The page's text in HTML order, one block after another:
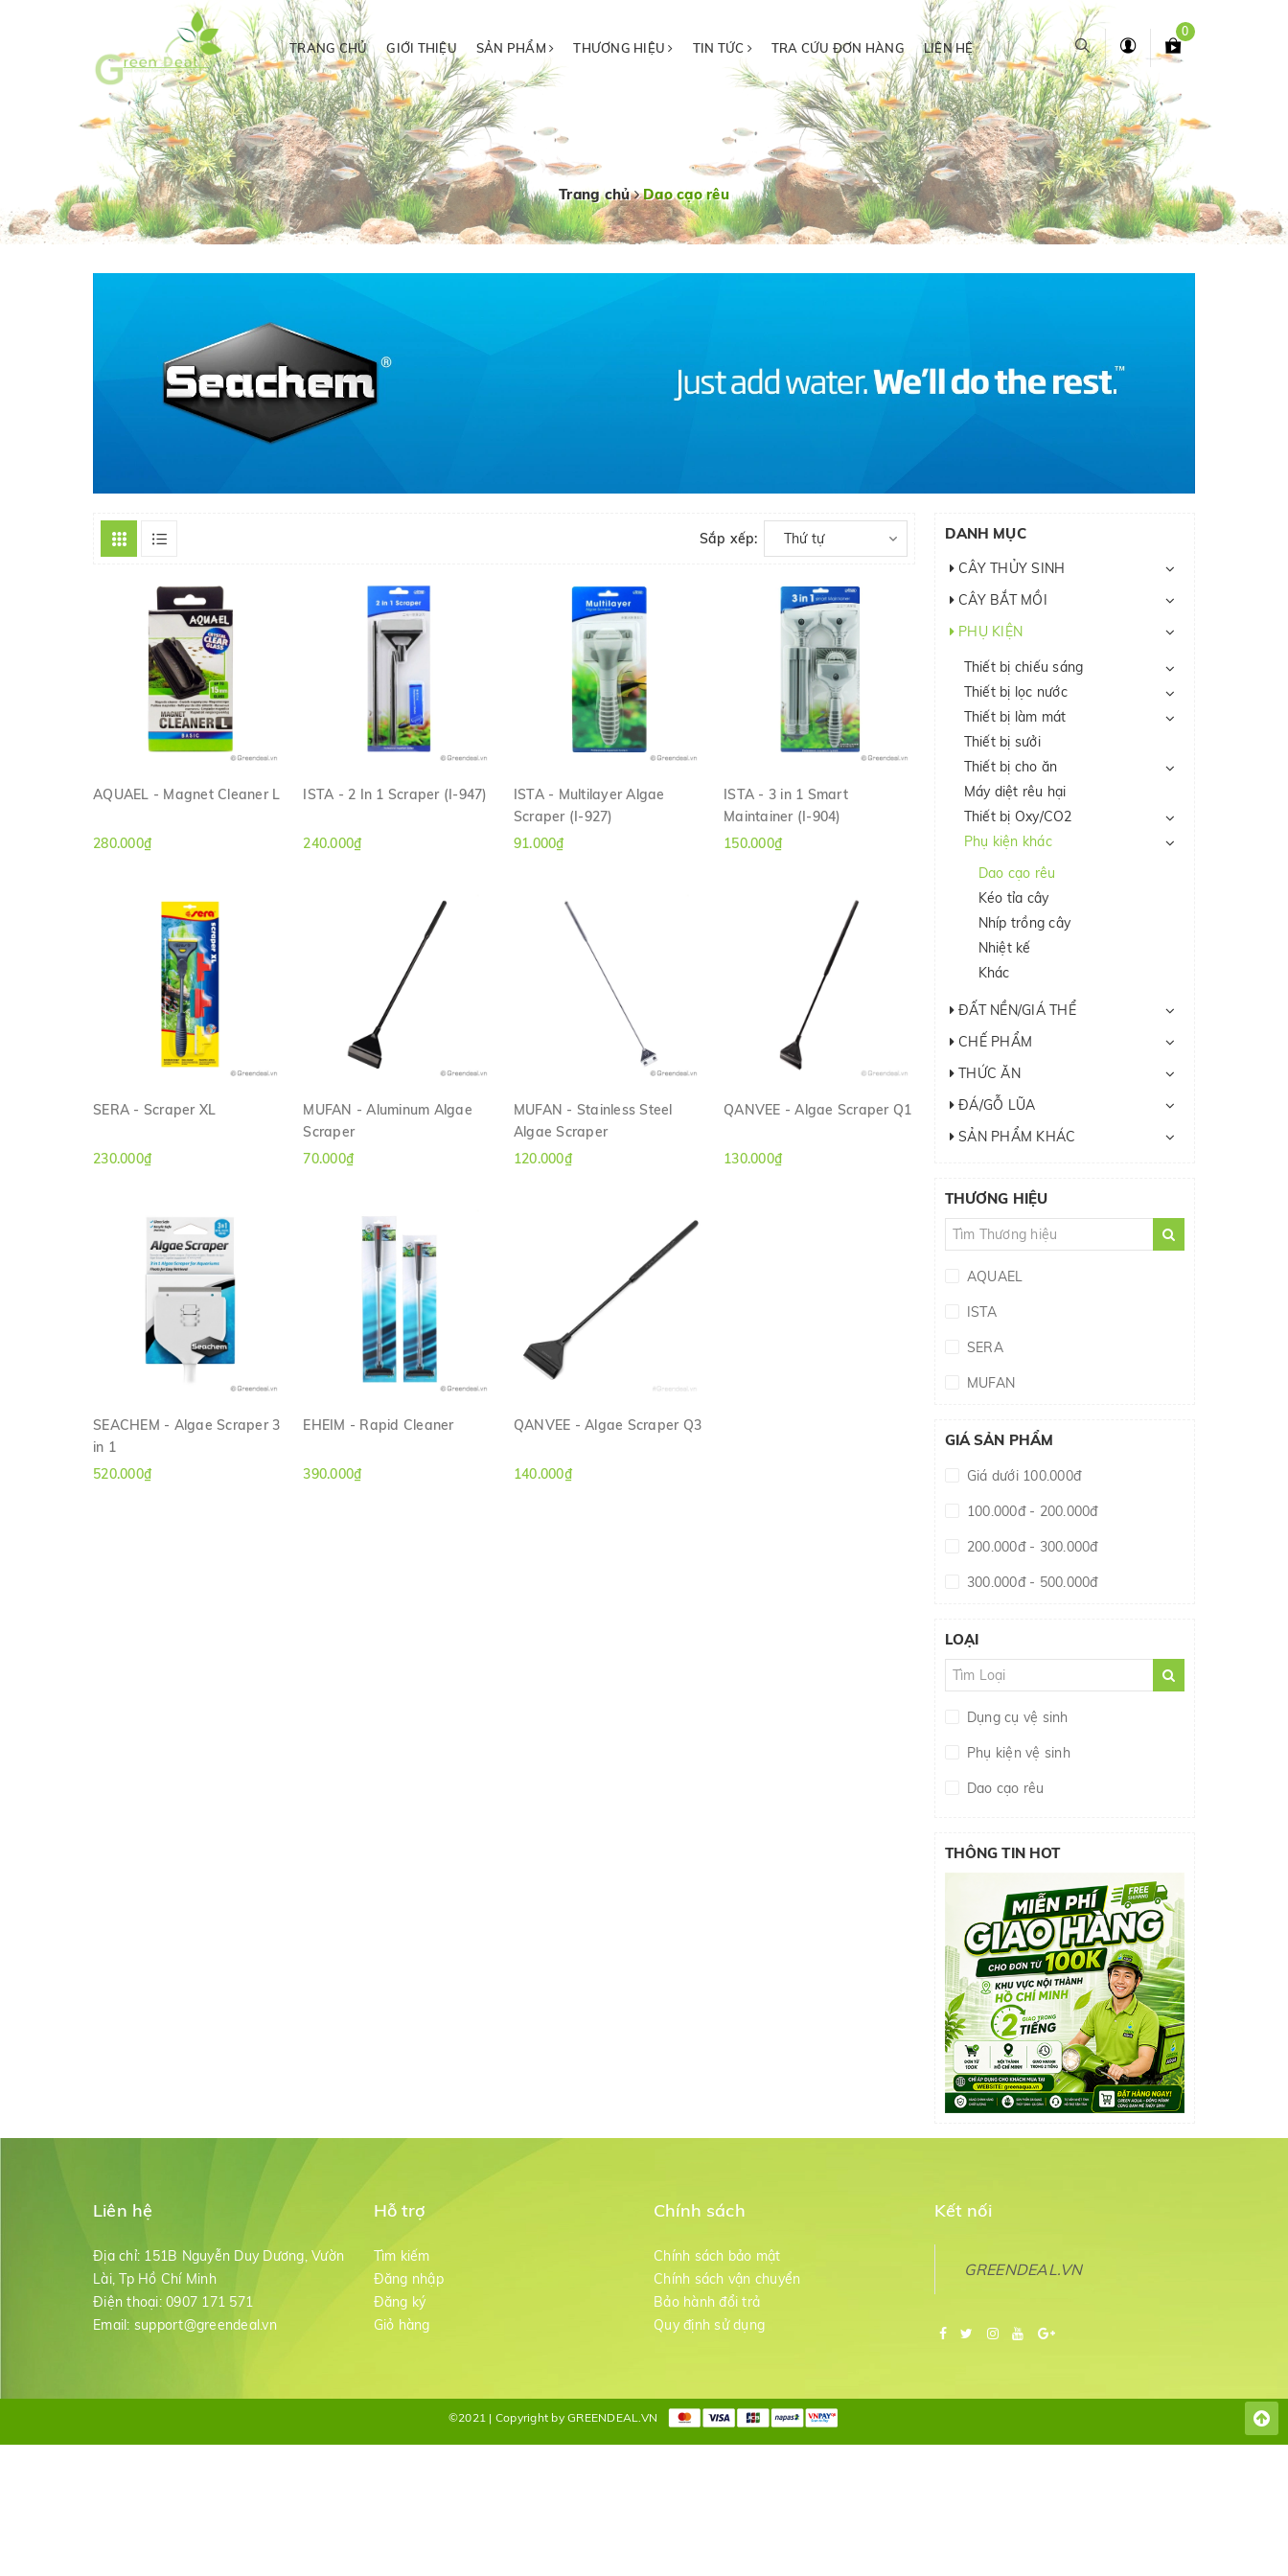
TRANG CHỦ GIỚI THIỆU SẢN PHẨM THƯƠNG HIỆU TIN TỨC TRA CỨU ĐƠN HÀNG LIÊN HỆ
0
Trang chủ Dao cạo rêu
Sắp xếp: Thứ tự
AQUAEL - Magnet Cleaner L
280.000₫
ISTA - 2 In 1 Scraper (I-947)
240.000₫
ISTA - Multilayer Algae
Scraper (I-927)
91.000₫
ISTA - 3 in 1 Smart
Maintainer (I-904)
150.000₫
SERA - Scraper XL
230.000₫
MUFAN - Aluminum Algae
Scraper
70.000₫
MUFAN - Stainless Steel
Algae Scraper
120.000₫
QANVEE - Algae Scraper Q1
130.000₫
SEACHEM - Algae Scraper 3
in 1
520.000₫
EHEIM - Rapid Cleaner
390.000₫
QANVEE - Algae Scraper Q3
140.000₫
DANH MỤC
CÂY THỦY SINH
CÂY BẮT MỒI
PHỤ KIỆN
Thiết bị chiếu sáng
Thiết bị lọc nước
Thiết bị làm mát
Thiết bị sưởi
Thiết bị cho ăn
Máy diệt rêu hại
Thiết bị Oxy/CO2
Phụ kiện khác
Dao cạo rêu
Kéo tỉa cây
Nhíp trồng cây
Nhiệt kế
Khác
ĐẤT NỀN/GIÁ THỂ
CHẾ PHẨM
THỨC ĂN
ĐÁ/GỖ LŨA
SẢN PHẨM KHÁC
THƯƠNG HIỆU
AQUAEL
ISTA
SERA
MUFAN
GIÁ SẢN PHẨM
Giá dưới 100.000đ
100.000đ - 200.000đ
200.000đ - 300.000đ
300.000đ - 500.000đ
Giá trên 1.000.000đ
LOẠI
Dụng cụ vệ sinh
Phụ kiện vệ sinh
Dao cạo rêu
THÔNG TIN HOT
Liên hệ
Địa chỉ: 151B Nguyễn Duy Dương, Vườn
Lài, Tp Hồ Chí Minh
Điện thoại: 0907 171 571
Email: support@greendeal.vn
Hỗ trợ
Tìm kiếm
Đăng nhập
Đăng ký
Giỏ hàng
Chính sách
Chính sách bảo mật
Chính sách vận chuyển
Bảo hành đổi trả
Quy định sử dụng
Kết nối
GREENDEAL.VN
©2021 | Copyright by GREENDEAL.VN